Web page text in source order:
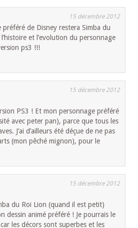
15 décembre 2012
de Disney restera Simba du
et l’evolution du personnage
ps3 !!!
15 décembre 2012
PS3 ! Et mon personnage préféré
avec peter pan), parce que tous les
J’ai d’ailleurs été déçue de ne pas
(mon pêché mignon), pour le
15 décembre 2012
du Roi Lion (quand il est petit)
dessin animé préféré ! Je pourrais le
les décors sont superbes et les